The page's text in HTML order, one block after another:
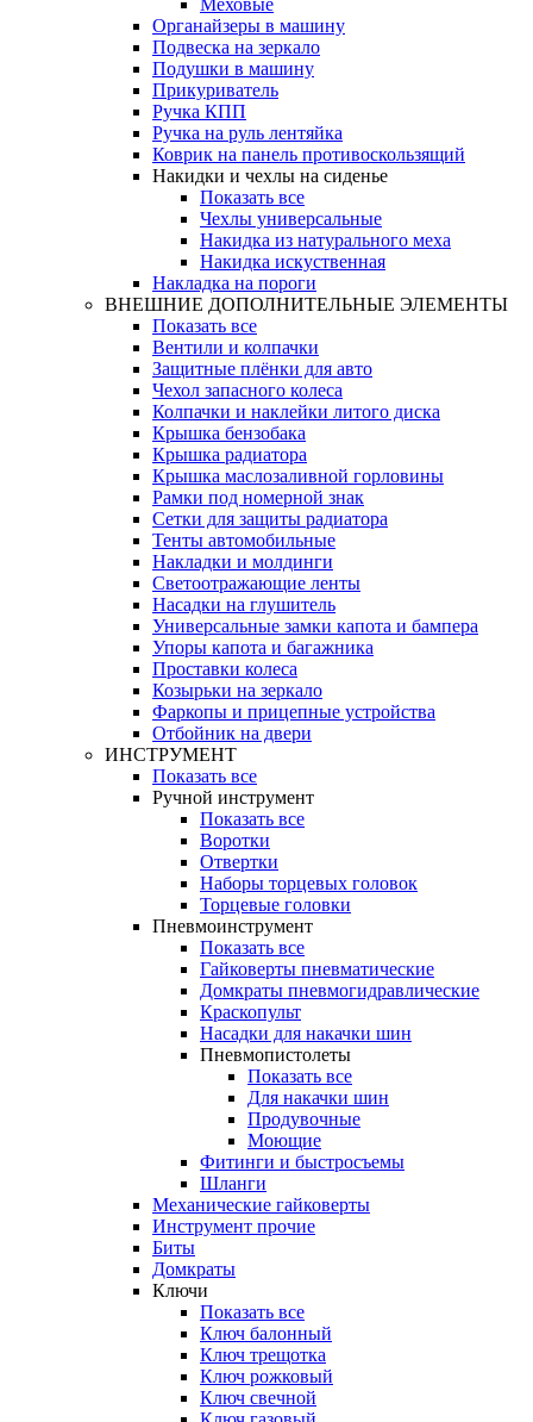
Меховые
Органайзеры в машину
Подвеска на зеркало
Подушки в машину
Прикуриватель
Ручка КПП
Ручка на руль лентяйка
Коврик на панель противоскользящий
Накидки и чехлы на сиденье
Показать все
Чехлы универсальные
Накидка из натурального меха
Накидка искуственная
Накладка на пороги
ВНЕШНИЕ ДОПОЛНИТЕЛЬНЫЕ ЭЛЕМЕНТЫ
Показать все
Вентили и колпачки
Защитные плёнки для авто
Чехол запасного колеса
Колпачки и наклейки литого диска
Крышка бензобака
Крышка радиатора
Крышка маслозаливной горловины
Рамки под номерной знак
Сетки для защиты радиатора
Тенты автомобильные
Накладки и молдинги
Светоотражающие ленты
Насадки на глушитель
Универсальные замки капота и бампера
Упоры капота и багажника
Проставки колеса
Козырьки на зеркало
Фаркопы и прицепные устройства
Отбойник на двери
ИНСТРУМЕНТ
Показать все
Ручной инструмент
Показать все
Воротки
Отвертки
Наборы торцевых головок
Торцевые головки
Пневмоинструмент
Показать все
Гайковерты пневматические
Домкраты пневмогидравлические
Краскопульт
Насадки для накачки шин
Пневмопистолеты
Показать все
Для накачки шин
Продувочные
Моющие
Фитинги и быстросъемы
Шланги
Механические гайковерты
Инструмент прочиe
Биты
Домкраты
Ключи
Показать все
Ключ балонный
Ключ трещотка
Ключ рожковый
Ключ свечной